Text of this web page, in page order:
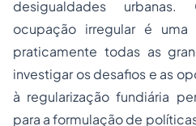
desigualdades
ocupação irregular é
praticamente todas as
investigar os desafios e as
à regularização fundiária
para a formulação de